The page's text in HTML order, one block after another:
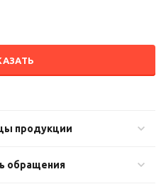
продукции
обращения